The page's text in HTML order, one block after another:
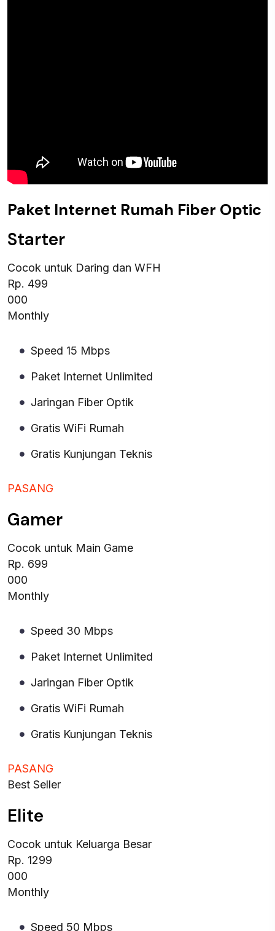
Paket Internet Rumah Fiber Optic
Starter
Cocok untuk Daring dan WFH
Rp. 499
000
Monthly
Speed 15 Mbps
Paket Internet Unlimited
Jaringan Fiber Optik
Gratis WiFi Rumah
Gratis Kunjungan Teknis
PASANG
Gamer
Cocok untuk Main Game
Rp. 699
000
Monthly
Speed 30 Mbps
Paket Internet Unlimited
Jaringan Fiber Optik
Gratis WiFi Rumah
Gratis Kunjungan Teknis
PASANG
Best Seller
Elite
Cocok untuk Keluarga Besar
Rp. 1299
000
Monthly
Speed 50 Mbps